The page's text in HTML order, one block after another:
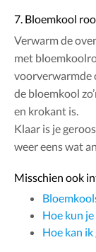
7. Bloemkool
Verwarm de
met
voorverwarmde
de bloemkool
en krokant is.
Klaar is je
weer eens wat
Misschien ook
Hoe kun
Hoe kan